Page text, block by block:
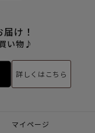
け！
い物♪
詳しくはこちら
マイページ